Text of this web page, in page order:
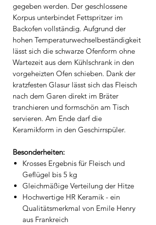
gegeben werden. Der geschlossene
Korpus unterbindet Fettspritzer im
Backofen vollständig. Aufgrund der
hohen Temperaturwechselbeständigkeit
lässt sich die schwarze Ofenform ohne
Wartezeit aus dem Kühlschrank in den
vorgeheizten Ofen schieben. Dank der
kratzfesten Glasur lässt sich das Fleisch
nach dem Garen direkt im Bräter
tranchieren und formschön am Tisch
servieren. Am Ende darf die
Keramikform in den Geschirrspüler.
Besonderheiten:
Krosses Ergebnis für Fleisch und
Geflügel bis 5 kg
Gleichmäßige Verteilung der Hitze
Hochwertige HR Keramik - ein
Qualitätsmerkmal von Emile Henry
aus Frankreich